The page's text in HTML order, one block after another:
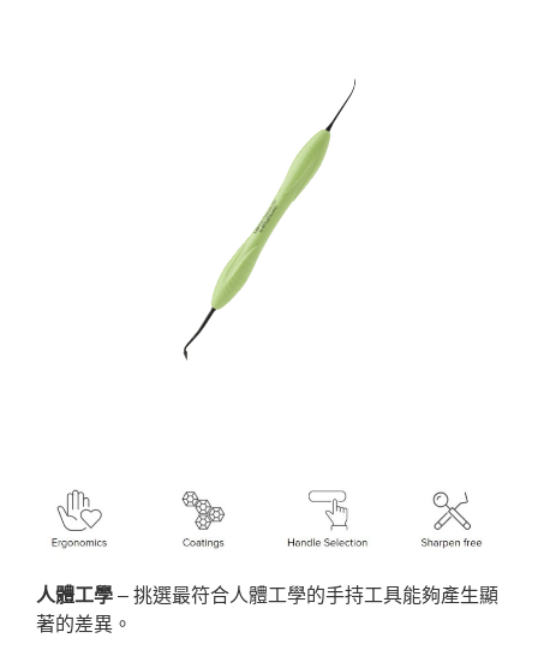
人體工學 – 挑選最符合人體工學的手持工具能夠產生顯
著的差異。